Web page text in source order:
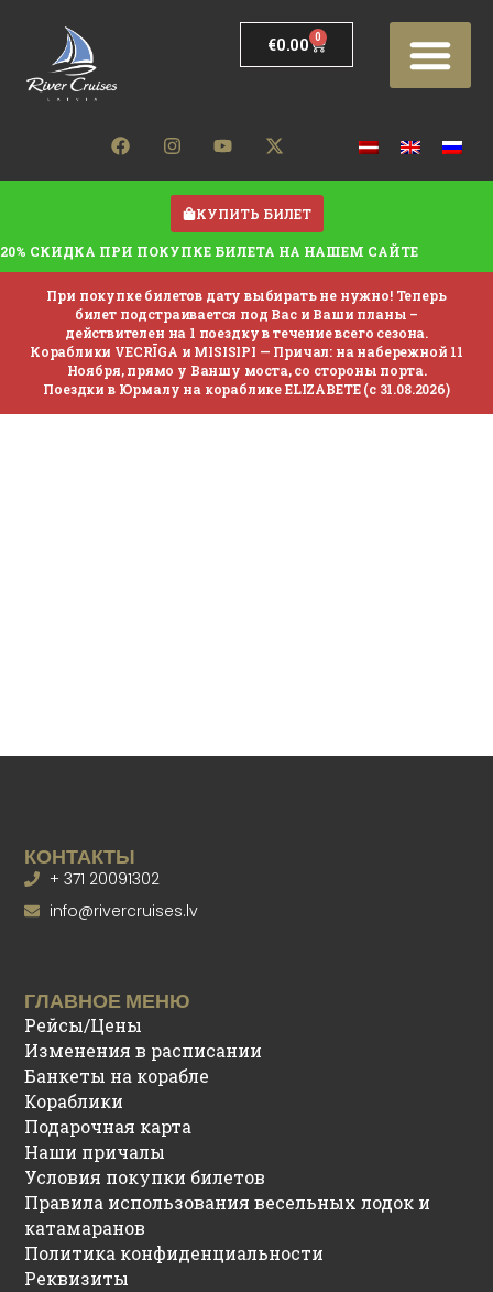
€0.00 0
КУПИТЬ БИЛЕТ
20% СКИДКА ПРИ ПОКУПКЕ БИЛЕТА НА НАШЕМ САЙТЕ
При покупке билетов дату выбирать не нужно! Теперь
билет подстраивается под Вас и Ваши планы –
действителен на 1 поездку в течение всего сезона.
Кораблики VECRĪGA и MISISIPI — Причал: на набережной 11
Ноября, прямо у Ваншу моста, со стороны порта.
Поездки в Юрмалу на кораблике ELIZABETE (с 31.08.2026)
ГЛАВНОЕ МЕНЮ
Рейсы/Цены
Изменения в расписании
Банкеты на корабле
Кораблики
Подарочная карта
Наши причалы
Условия покупки билетов
Правила использования весельных лодок и
катамаранов
Политика конфиденциальности
Реквизиты
КОНТАКТЫ
+ 371 20091302
info@rivercruises.lv